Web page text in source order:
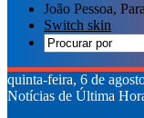
João Pessoa,
Switch skin
quinta-feira, 6 de
Notícias de Última